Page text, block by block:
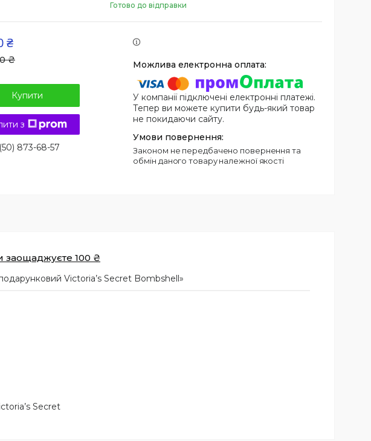
Готово до відправки
₴
₴
Купити
з
873-68-57
У компанії підключені електронні платежі.
Тепер ви можете купити будь-який товар
не покидаючи сайту.
Законом не передбачено повернення та
обмін даного товару належної якості
заощаджуєте 100 ₴
Victoria’s Secret Bombshell»
Secret